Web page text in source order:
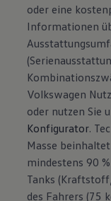
oder eine
Informationen
Volkswagen
oder nutzen Sie
Konfigurator.
Masse
mindestens 90
Tanks
des Fahrers (75